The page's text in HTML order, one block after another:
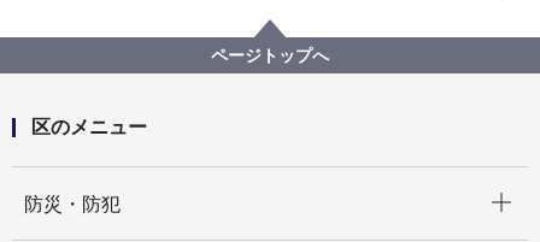
ページトップへ
区のメニュー
防災・防犯